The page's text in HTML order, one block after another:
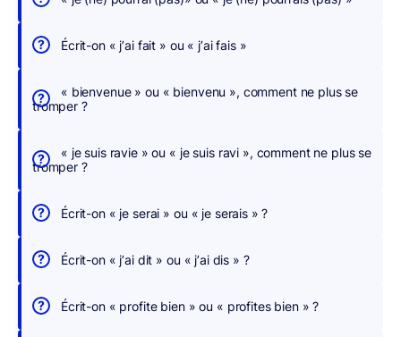
r
h
e
,
n
u
c
r
Écrit-on « j’ai fait » ou « j’ai fais »
« bienvenue » ou « bienvenu », comment ne plus se
tromper ?
« je suis ravie » ou « je suis ravi », comment ne plus se
tromper ?
Écrit-on « je serai » ou « je serais » ?
Écrit-on « j’ai dit » ou « j’ai dis » ?
Écrit-on « profite bien » ou « profites bien » ?